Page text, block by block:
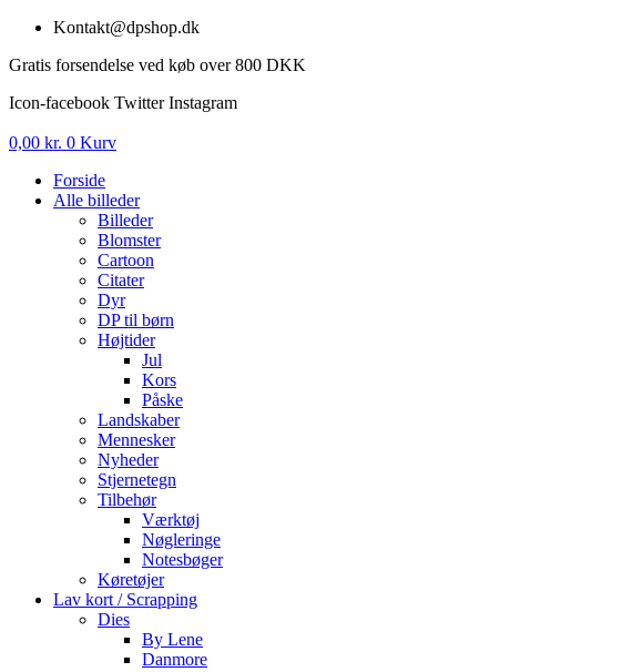
Videre
indhold
Kontakt@dpshop.dk
Gratis forsendelse ved køb over 800 DKK
Icon-facebook Twitter Instagram
0,00 kr. 0 Kurv
Forside
Alle billeder
Billeder
Blomster
Cartoon
Citater
Dyr
DP til børn
Højtider
Jul
Kors
Påske
Landskaber
Mennesker
Nyheder
Stjernetegn
Tilbehør
Værktøj
Nøgleringe
Notesbøger
Køretøjer
Lav kort / Scrapping
Dies
By Lene
Danmore